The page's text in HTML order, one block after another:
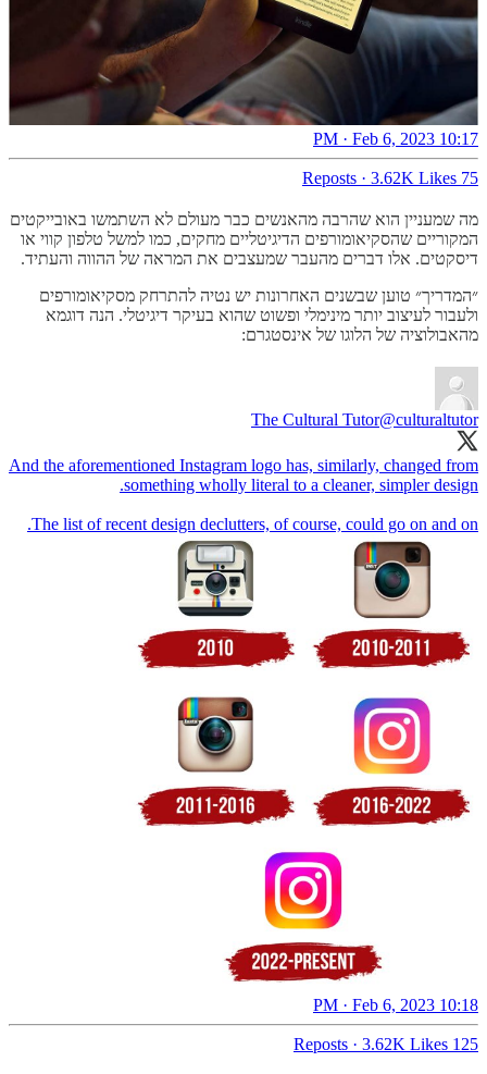
10:17 PM · Feb 6, 2023
75 Reposts
· 3.62K Likes
מה שמעניין הוא שהרבה מהאנשים כבר מעולם לא השתמשו באובייקטים
המקוריים שהסקיאומורפים הדיגיטליים מחקים, כמו למשל טלפון קווי או
דיסקטים. אלו דברים מהעבר שמעצבים את המראה של ההווה והעתיד.
״המדריך״ טוען שבשנים האחרונות יש נטיה להתרחק מסקיאומורפים
ולעבור לעיצוב יותר מינימלי ופשוט שהוא בעיקר דיגיטלי. הנה דוגמא
מהאבולוציה של הלוגו של אינסטגרם:
The Cultural Tutor@culturaltutor
And the aforementioned Instagram logo has, similarly, changed from
The list of recent design declutters, of course, could go on and on.
10:18 PM · Feb 6, 2023
125 Reposts
· 3.62K Likes